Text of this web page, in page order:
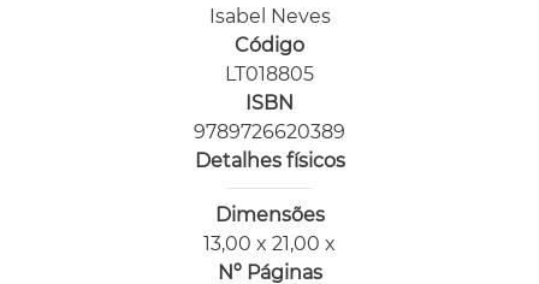
Isabel Neves
Código
LT018805
ISBN
9789726620389
Detalhes físicos
Dimensões
13,00 x 21,00 x
Nº Páginas